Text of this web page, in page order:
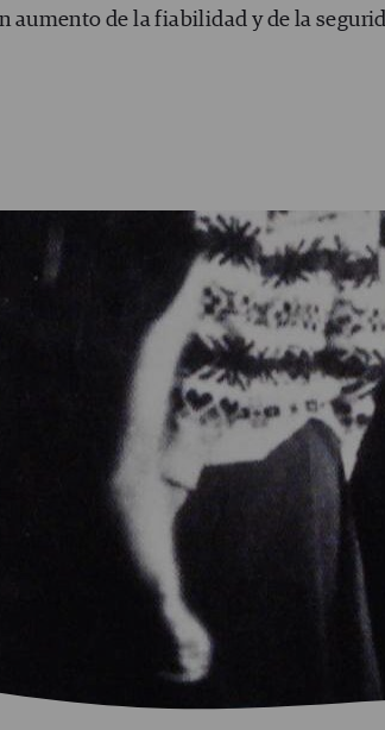
aumento de la fiabilidad y de la